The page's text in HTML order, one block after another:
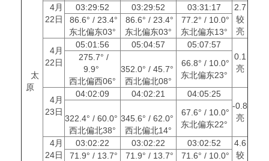
太
原
4月
22日
03:29:52 03:29:52 03:31:17
2.7
较
亮
86.6° / 23.4°
东北偏东03°
86.6° / 23.4°
东北偏东03°
77.2° / 10.0°
东北偏东13°
4月
22日
05:01:56 05:04:57
05:07:57
0.1
亮
275.7° /
9.9°
西北偏西06°
352.0° / 45.7°
西北偏北08°
66.8° / 10.0°
东北偏东23°
4月
23日
04:02:09 04:02:21
04:05:25
-0.8
亮
322.4° / 60.0°
西北偏北38°
345.6° / 62.0°
西北偏北14°
67.6° / 10.0°
东北偏东22°
4月
24日
03:02:22 03:02:22 03:02:52
4.6
较
71.9° / 13.7°
71.9° / 13.7°
71.6° / 10.0°